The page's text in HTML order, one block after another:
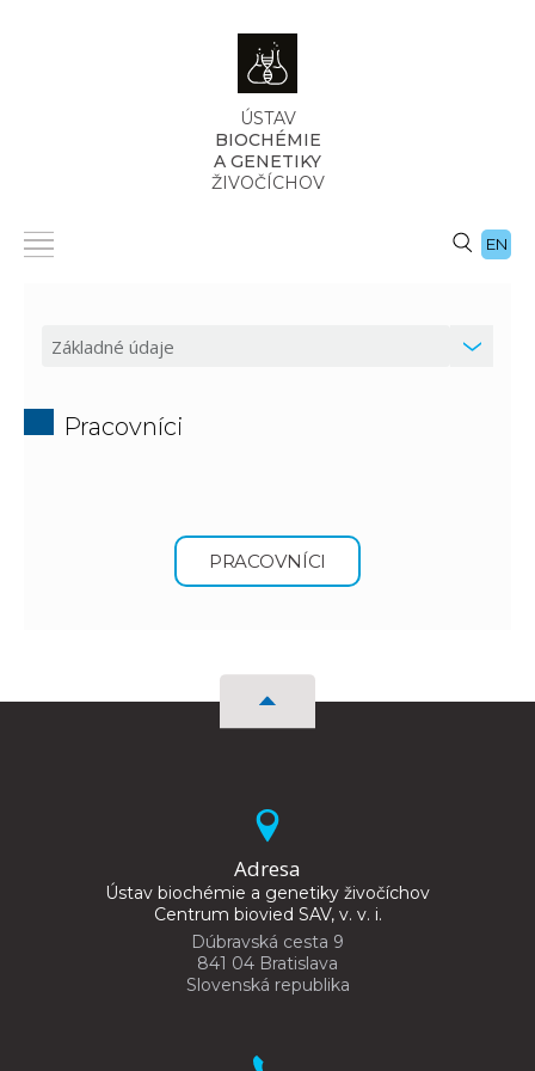
ÚSTAV
BIOCHÉMIE
A GENETIKY
ŽIVOČÍCHOV
EN
Pracovníci
PRACOVNÍCI
Adresa
Ústav biochémie a genetiky živočíchov
Centrum biovied SAV, v. v. i.
Dúbravská cesta 9
841 04 Bratislava
Slovenská republika